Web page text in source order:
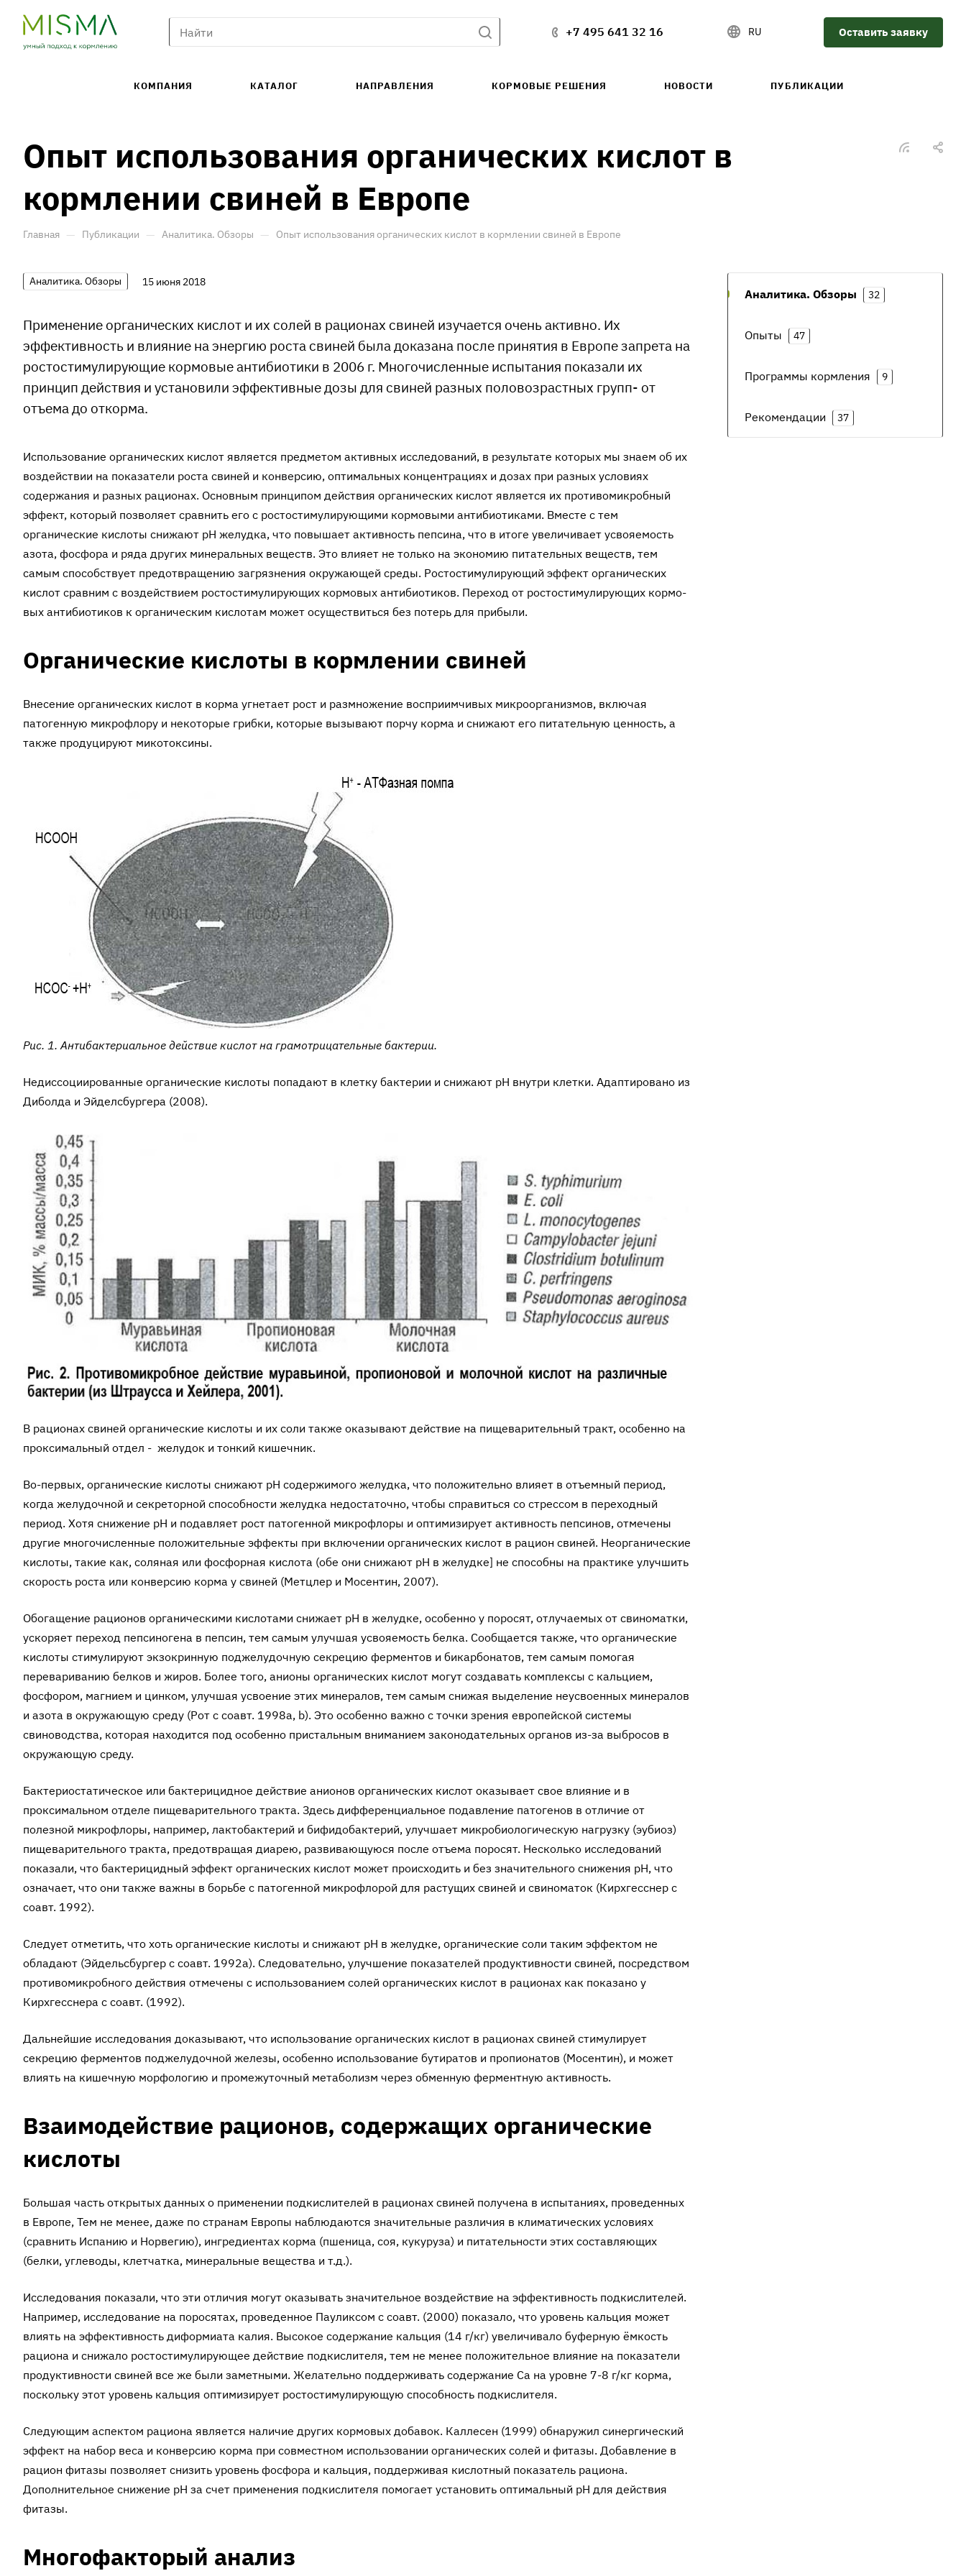
+7 495 641 32 16 RU Оставить заявку
КОМПАНИЯ КАТАЛОГ НАПРАВЛЕНИЯ КОРМОВЫЕ РЕШЕНИЯ НОВОСТИ ПУБЛИКАЦИИ
Опыт использования органических кислот в
кормлении свиней в Европе
Главная — Публикации — Аналитика. Обзоры — Опыт использования органических кислот в кормлении свиней в Европе
Аналитика. Обзоры 15 июня 2018
Применение органических кислот и их солей в рационах свиней изучается очень активно. Их
эффективность и влияние на энергию роста свиней была доказана после принятия в Европе запрета на
ростостимулирующие кормовые антибио­тики в 2006 г. Многочисленные испытания показали их
принцип действия и установили эффективные дозы для свиней разных половозрастных групп- от
отъема до откорма.
Использование органических кислот является предметом активных исследований, в результате которых мы знаем об их
воздействии на показатели роста свиней и конверсию, оптимальных концентрациях и дозах при разных условиях
содержания и разных рационах. Основным принципом действия органических кислот является их противомикробный
эффект, который позволяет сравнить его с ростостимулирующими кормовыми антибиотиками. Вместе с тем
органические кислоты снижают pH желудка, что повыша­ет активность пепсина, что в итоге увеличивает усвояемость
азота, фосфора и ряда других минеральных веществ. Это влияет не только на экономию питательных веществ, тем
самым способствует предотвращению загрязнения окружаю­щей среды. Ростостимулирующий эффект органических
кислот сравним с воздействием ростостимулирующих кормо­вых антибиотиков. Переход от ростостимулирующих кормо­
вых антибиотиков к органическим кислотам может осущес­твиться без потерь для прибыли.
Органические кислоты в кормлении свиней
Внесение органических кислот в корма угнетает рост и размножение восприимчивых микроорганизмов, включая
патогенную микрофлору и некоторые грибки, которые вызывают порчу корма и снижают его пита­тельную ценность, а
также продуцируют микотоксины.
Рис. 1. Антибактериальное действие кислот на грамотрицательные бактерии.
Недиссоциированные органические кислоты попадают в клетку бактерии и снижают pH внутри клетки. Адаптировано из
Диболда и Эйделсбургера (2008).
В рационах свиней органические кислоты и их соли также оказывают действие на пищеварительный тракт, особенно на
проксимальный отдел - желудок и тонкий кишечник.
Во-первых, органические кислоты снижают pH содержимого желудка, что положительно влияет в отъемный период,
когда желудочной и секреторной способности желудка недостаточно, чтобы справиться со стрессом в переходный
период. Хотя снижение pH и подавляет рост патогенной микрофлоры и оптимизирует активность пепсинов, отмечены
другие многочисленные положительные эффекты при включении органических кислот в рацион свиней. Неорганические
кислоты, такие как, соляная или фосфорная кислота (обе они снижают pH в желудке] не способны на практике улучшить
скорость роста или конвер­сию корма у свиней (Метцлер и Мосентин, 2007).
Обогащение рационов органическими кислотами снижает pH в желудке, особенно у поросят, отлучаемых от свиноматки,
ускоряет переход пепсиногена в пепсин, тем самым улучшая усвояемость белка. Сообщается также, что органичес­кие
кислоты стимулируют экзокринную поджелудочную секрецию ферментов и бикарбонатов, тем самым помогая
перевариванию белков и жиров. Более того, анионы органических кислот могут создавать комплек­сы с кальцием,
фосфором, магнием и цинком, улучшая усвоение этих минералов, тем самым снижая выделение неусвоенных минералов
и азота в окружающую среду (Рот с соавт. 1998а, b). Это особенно важно с точки зрения европейской системы
свиноводства, которая находится под особенно пристальным вниманием законодательных органов из-за выбросов в
окружающую среду.
Бактериостатическое или бактерицидное действие анионов органических кислот оказывает свое влияние и в
проксимальном отделе пищеварительного тракта. Здесь дифференциальное подавление патогенов в отличие от
полезной микрофлоры, например, лактобактерий и бифидобактерий, улучшает микробиологическую нагрузку (эубиоз)
пищеварительного тракта, предотвращая диарею, развивающуюся после отъема поросят. Несколько исследований
показали, что бактерицидный эффект органических кислот может происходить и без значительного снижения pH, что
означает, что они также важны в борьбе с патогенной микрофлорой для растущих свиней и свиноматок (Кирхгесснер с
соавт. 1992).
Следует отметить, что хоть органические кислоты и снижают pH в желудке, органические соли таким эффектом не
обладают (Эйдельсбургер с соавт. 1992а). Следовательно, улучшение показателей продуктивности свиней, посредством
противомикробного действия отмечены с использо­ванием солей органических кислот в рационах как показано у
Кирхгесснера с соавт. (1992).
Дальнейшие исследования доказывают, что использование органичес­ких кислот в рационах свиней стимулирует
секрецию ферментов поджелу­дочной железы, особенно использование бутиратов и пропионатов (Мосентин), и может
влиять на кишечную морфологию и промежуточный метаболизм через обменную ферментную активность.
Взаимодействие рационов, содержащих органические
кислоты
Большая часть открытых данных о применении подкислителей в рационах свиней получена в испытаниях, проведенных
в Европе, Тем не менее, даже по странам Европы наблюдаются значительные различия в климатических условиях
(сравнить Испанию и Норвегию), ингредиентах корма (пшеница, соя, кукуруза) и питательности этих составляющих
(белки, углеводы, клетчатка, минеральные вещества и т.д.).
Исследования показали, что эти отличия могут оказывать значительное воздействие на эффективность подкислителей.
Например, исследование на поросятах, проведенное Пауликсом с соавт. (2000) показало, что уровень кальция может
влиять на эффективность диформиата калия. Высокое содержание кальция (14 г/кг) увеличивало буферную ёмкость
рациона и снижало ростостимулирующее действие подкислителя, тем не менее положитель­ное влияние на показатели
продуктивности свиней все же были заметны­ми. Желательно поддерживать содержание Са на уровне 7-8 г/кг корма,
поскольку этот уровень кальция оптимизирует ростостимулирующую способность подкислителя.
Следующим аспектом рациона является наличие других кормовых добавок. Каллесен (1999) обнаружил синергический
эффект на набор веса и конверсию корма при совместном использовании органических солей и фитазы. Добавление в
рацион фитазы позволяет снизить уровень фосфора и кальция, поддерживая кислотный показатель рациона.
Дополнительное снижение pH за счет применения подкислителя помогает установить оптимальный pH для действия
фитазы.
Многофакторый анализ
Аналитика. Обзоры 32
Опыты 47
Программы кормления 9
Рекомендации 37